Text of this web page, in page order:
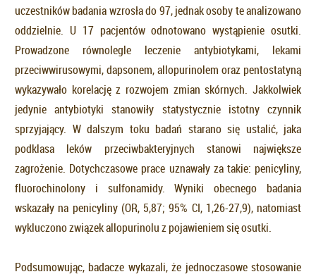
uczestników badania wzrosła do 97, jednak osoby te analizowano
oddzielnie. U 17 pacjentów odnotowano wystąpienie osutki.
Prowadzone równolegle leczenie antybiotykami, lekami
przeciwwirusowymi, dapsonem, allopurinolem oraz pentostatyną
wykazywało korelację z rozwojem zmian skórnych. Jakkolwiek
jedynie antybiotyki stanowiły statystycznie istotny czynnik
sprzyjający. W dalszym toku badań starano się ustalić, jaka
podklasa leków przeciwbakteryjnych stanowi największe
zagrożenie. Dotychczasowe prace uznawały za takie: penicyliny,
fluorochinolony i sulfonamidy. Wyniki obecnego badania
wskazały na penicyliny (OR, 5,87; 95% CI, 1,26-27,9), natomiast
wykluczono związek allopurinolu z pojawieniem się osutki.
Podsumowując, badacze wykazali, że jednoczasowe stosowanie